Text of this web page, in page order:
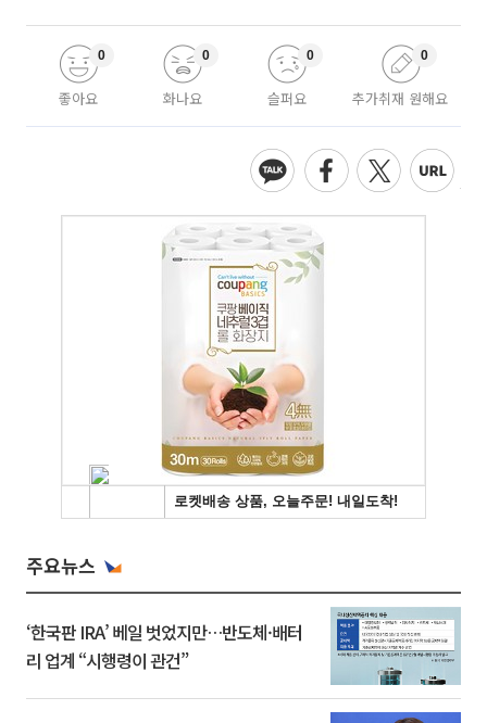
좋아요
0
화나요
0
슬퍼요
0
추가취재 원해요
0
주요뉴스
‘한국판 IRA’ 베일 벗었지만…반도체·배터
리 업계 “시행령이 관건”